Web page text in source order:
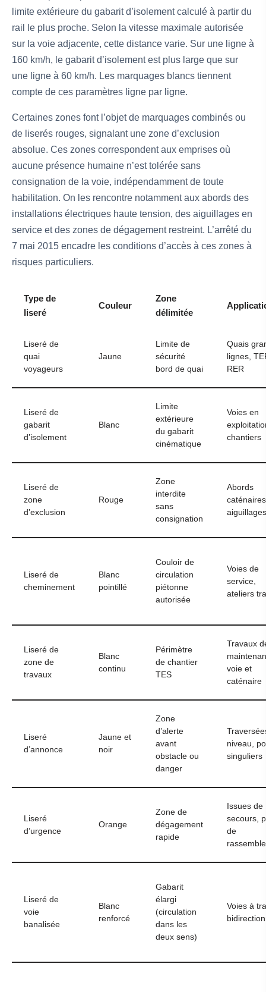
limite extérieure du gabarit d’isolement calculé à partir du
rail le plus proche. Selon la vitesse maximale autorisée
sur la voie adjacente, cette distance varie. Sur une ligne à
160 km/h, le gabarit d’isolement est plus large que sur
une ligne à 60 km/h. Les marquages blancs tiennent
compte de ces paramètres ligne par ligne.
Certaines zones font l’objet de marquages combinés ou
de liserés rouges, signalant une zone d’exclusion
absolue. Ces zones correspondent aux emprises où
aucune présence humaine n’est tolérée sans
consignation de la voie, indépendamment de toute
habilitation. On les rencontre notamment aux abords des
installations électriques haute tension, des aiguillages en
service et des zones de dégagement restreint. L’arrêté du
7 mai 2015 encadre les conditions d’accès à ces zones à
risques particuliers.
Type de
liseré
Couleur
Zone
délimitée
Liseré de
quai
voyageurs
Jaune
Limite de
sécurité
bord de quai
Quais
lignes,
RER
Liseré de
gabarit
d’isolement
Blanc
Limite
extérieure
du gabarit
cinématique
Voies en
chantiers
Liseré de
zone
d’exclusion
Rouge
Zone
interdite
sans
consignation
Abords
aiguillages
Liseré de
cheminement
Blanc
pointillé
Couloir de
circulation
piétonne
autorisée
Voies de
service,
ateliers
Liseré de
zone de
travaux
Blanc
continu
Périmètre
de chantier
TES
Travaux
voie et
caténaire
Liseré
d’annonce
Jaune et
noir
Zone
d’alerte
avant
obstacle ou
danger
niveau,
singuliers
Liseré
d’urgence
Orange
Zone de
dégagement
rapide
Issues de
secours,
de
Liseré de
voie
banalisée
Blanc
renforcé
Gabarit
élargi
(circulation
dans les
deux sens)
Voies à